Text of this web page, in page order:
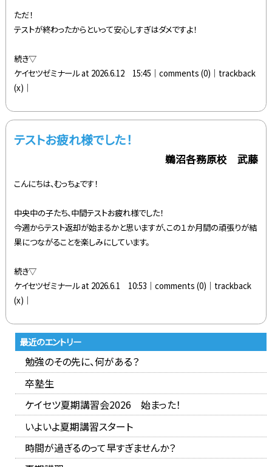
ただ！
テストが終わったからといって安心しすぎはダメですよ！
続き▽
ケイセツゼミナール at 2026.6.12 15:45│comments (0) │trackback
(x)│
テストお疲れ様でした！
鵜沼各務原校 武藤
こんにちは、むっちょです！
中央中の子たち、中間テストお疲れ様でした！
今週からテスト返却が始まるかと思いますが、この１か月間の頑張りが結
果につながることを楽しみにしています。
続き▽
ケイセツゼミナール at 2026.6.1 10:53│comments (0) │trackback
(x)│
最近のエントリー
勉強のその先に、何がある？
卒塾生
ケイセツ夏期講習会2026 始まった！
いよいよ夏期講習スタート
時間が過ぎるのって早すぎませんか？